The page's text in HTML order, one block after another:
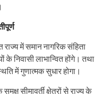
राज्य में समान नागरिक संहिता
के निवासी लाभान्वित होंगे। तथा
में गुणात्मक सुधार होगा।
सीमावर्ती क्षेत्रों से राज्य के